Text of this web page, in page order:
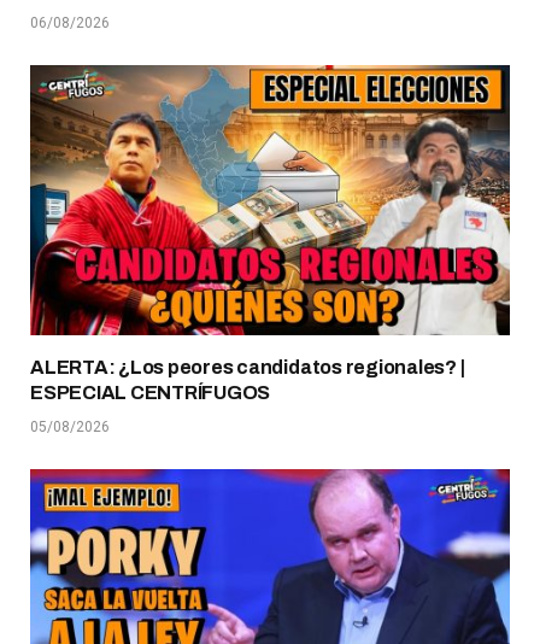
06/08/2026
ALERTA: ¿Los peores candidatos regionales? |
ESPECIAL CENTRÍFUGOS
05/08/2026